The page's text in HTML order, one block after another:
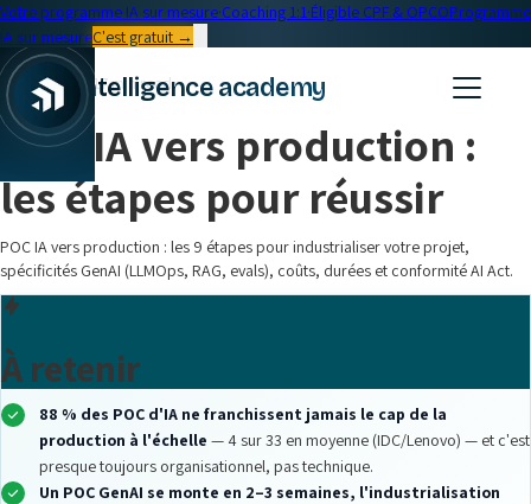
Votre programme IA sur mesure·Coaching 1:1·Éligible CPF & OPCOProgramme
IA sur mesureC'est gratuit →
intelligence academy
← Blog
Formation IA• 17 min read
POC IA vers production :
les étapes pour réussir
POC IA vers production : les 9 étapes pour industrialiser votre projet,
spécificités GenAI (LLMOps, RAG, evals), coûts, durées et conformité AI Act.
À retenir
88 % des POC d'IA ne franchissent jamais le cap de la
production à l'échelle — 4 sur 33 en moyenne (IDC/Lenovo) — et c'est
presque toujours organisationnel, pas technique.
Un POC GenAI se monte en 2–3 semaines, l'industrialisation